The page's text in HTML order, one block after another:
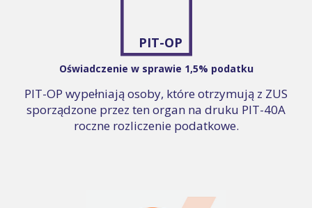
PIT-OP
Oświadczenie w sprawie 1,5% podatku
PIT-OP wypełniają osoby, które otrzymują z ZUS
sporządzone przez ten organ na druku PIT-40A
roczne rozliczenie podatkowe.